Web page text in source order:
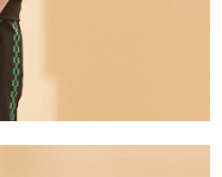
先享後付」服務完成之交
將交易相關給付款項請求債
：
護人之同意方可使用